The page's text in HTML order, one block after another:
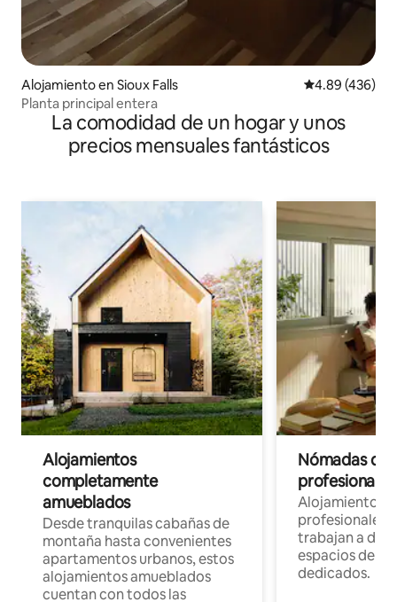
Alojamiento en Sioux Falls Calificación
4.89 (436)
Planta principal entera
La comodidad de un hogar y unos
precios mensuales fantásticos
Alojamientos
completamente
amueblados
Desde tranquilas cabañas de
montaña hasta convenientes
apartamentos urbanos, estos
alojamientos amueblados
cuentan con todos las
Nómadas
Alojamientos
profesionales
trabajan a
espacios de
dedicados.